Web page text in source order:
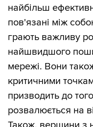
найбільш
пов'язані між
грають важливу
найшвидшого
мережі. Вони
критичними
призводить до
розвалюється на